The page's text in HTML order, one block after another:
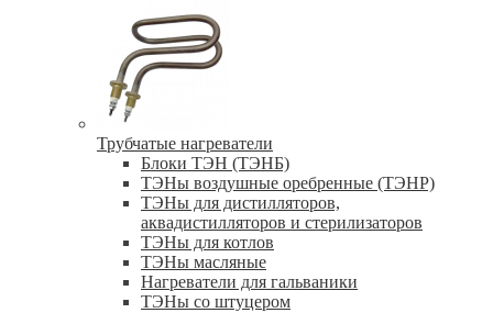
Трубчатые нагреватели
Блоки ТЭН (ТЭНБ)
ТЭНы воздушные оребренные (ТЭНР)
ТЭНы для дистилляторов,
аквадистилляторов и стерилизаторов
ТЭНы для котлов
ТЭНы масляные
Нагреватели для гальваники
ТЭНы со штуцером